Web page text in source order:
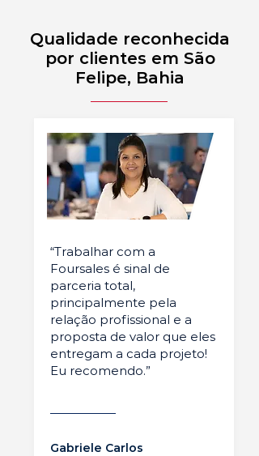
Qualidade reconhecida
por clientes em São
Felipe, Bahia
“Trabalhar com a
Foursales é sinal de
parceria total,
principalmente pela
relação profissional e a
proposta de valor que eles
entregam a cada projeto!
Eu recomendo.”
Gabriele Carlos